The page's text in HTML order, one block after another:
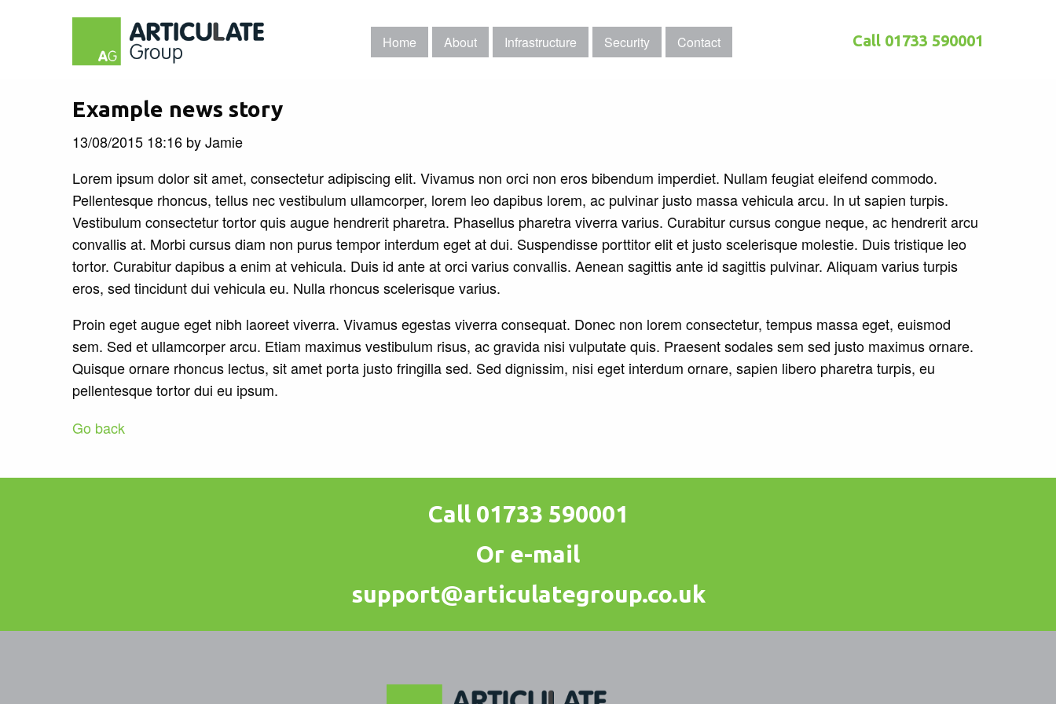
Home About Infrastructure Security Contact Call 01733 590001
Example news story
13/08/2015 18:16byJamie
Lorem ipsum dolor sit amet, consectetur adipiscing elit. Vivamus non orci non eros bibendum imperdiet. Nullam feugiat eleifend commodo.
Pellentesque rhoncus, tellus nec vestibulum ullamcorper, lorem leo dapibus lorem, ac pulvinar justo massa vehicula arcu. In ut sapien turpis.
Vestibulum consectetur tortor quis augue hendrerit pharetra. Phasellus pharetra viverra varius. Curabitur cursus congue neque, ac hendrerit arcu
convallis at. Morbi cursus diam non purus tempor interdum eget at dui. Suspendisse porttitor elit et justo scelerisque molestie. Duis tristique leo
tortor. Curabitur dapibus a enim at vehicula. Duis id ante at orci varius convallis. Aenean sagittis ante id sagittis pulvinar. Aliquam varius turpis
eros, sed tincidunt dui vehicula eu. Nulla rhoncus scelerisque varius.
Proin eget augue eget nibh laoreet viverra. Vivamus egestas viverra consequat. Donec non lorem consectetur, tempus massa eget, euismod
sem. Sed et ullamcorper arcu. Etiam maximus vestibulum risus, ac gravida nisi vulputate quis. Praesent sodales sem sed justo maximus ornare.
Quisque ornare rhoncus lectus, sit amet porta justo fringilla sed. Sed dignissim, nisi eget interdum ornare, sapien libero pharetra turpis, eu
pellentesque tortor dui eu ipsum.
Go back
Call 01733 590001
Or e-mail
support@articulategroup.co.uk